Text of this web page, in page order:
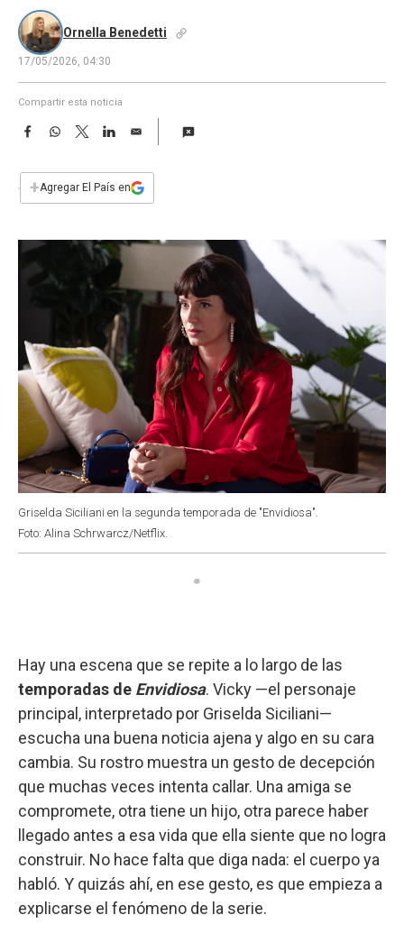
Ornella Benedetti
17/05/2026, 04:30
Compartir esta noticia
F
e
b
k
W
s
T
w
t
L
n
E
i
l
+Agregar El País en
Griselda Siciliani en la segunda temporada de "Envidiosa".
Foto: Alina Schrwarcz/Netflix.
Hay una escena que se repite a lo largo de las
temporadas de Envidiosa. Vicky —el personaje
principal, interpretado por Griselda Siciliani—
escucha una buena noticia ajena y algo en su cara
cambia. Su rostro muestra un gesto de decepción
que muchas veces intenta callar. Una amiga se
compromete, otra tiene un hijo, otra parece haber
llegado antes a esa vida que ella siente que no logra
construir. No hace falta que diga nada: el cuerpo ya
habló. Y quizás ahí, en ese gesto, es que empieza a
explicarse el fenómeno de la serie.